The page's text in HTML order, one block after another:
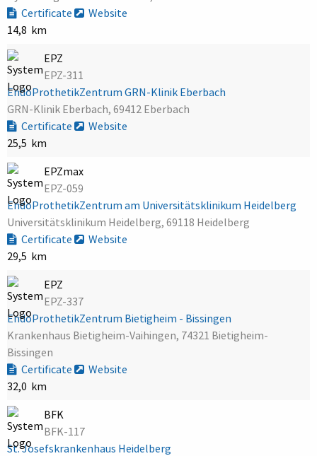
Certificate
Website
14,8 km
EPZ
EPZ-311
EndoProthetikZentrum GRN-Klinik Eberbach
GRN-Klinik Eberbach, 69412 Eberbach
Certificate
Website
25,5 km
EPZmax
EPZ-059
EndoProthetikZentrum am Universitätsklinikum Heidelberg
Universitätsklinikum Heidelberg, 69118 Heidelberg
Certificate
Website
29,5 km
EPZ
EPZ-337
EndoProthetikZentrum Bietigheim - Bissingen
Krankenhaus Bietigheim-Vaihingen, 74321 Bietigheim-
Bissingen
Certificate
Website
32,0 km
BFK
BFK-117
St. Josefskrankenhaus Heidelberg